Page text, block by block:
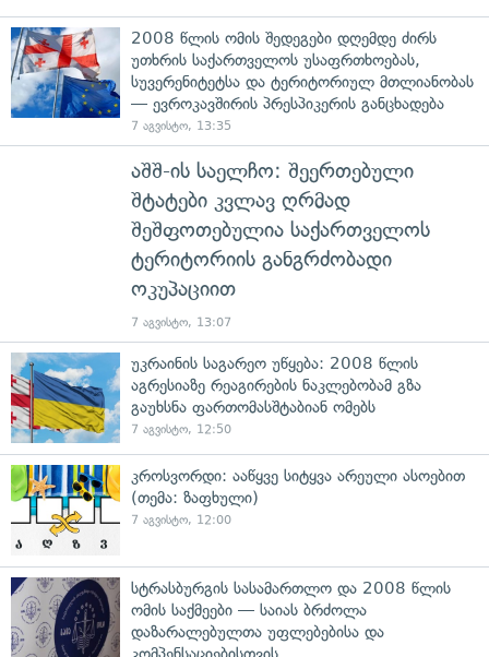
2008 წლის ომის შედეგები დღემდე ძირს
უთხრის საქართველოს უსაფრთხოებას,
სუვერენიტეტსა და ტერიტორიულ მთლიანობას
— ევროკავშირის პრესპიკერის განცხადება
7 აგვისტო, 13:35
აშშ-ის საელჩო: შეერთებული
შტატები კვლავ ღრმად
შეშფოთებულია საქართველოს
ტერიტორიის განგრძობადი
ოკუპაციით
7 აგვისტო, 13:07
უკრაინის საგარეო უწყება: 2008 წლის
აგრესიაზე რეაგირების ნაკლებობამ გზა
გაუხსნა ფართომასშტაბიან ომებს
7 აგვისტო, 12:50
კროსვორდი: ააწყვე სიტყვა არეული ასოებით
(თემა: ზაფხული)
7 აგვისტო, 12:00
სტრასბურგის სასამართლო და 2008 წლის
ომის საქმეები — საიას ბრძოლა
დაზარალებულთა უფლებებისა და